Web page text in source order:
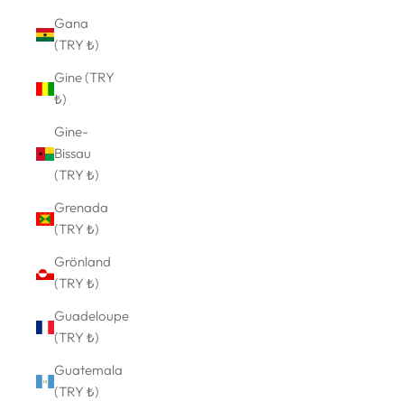
Gana
(TRY ₺)
Gine (TRY
₺)
Gine-
Bissau
(TRY ₺)
Grenada
(TRY ₺)
Grönland
(TRY ₺)
Guadeloupe
(TRY ₺)
Guatemala
(TRY ₺)